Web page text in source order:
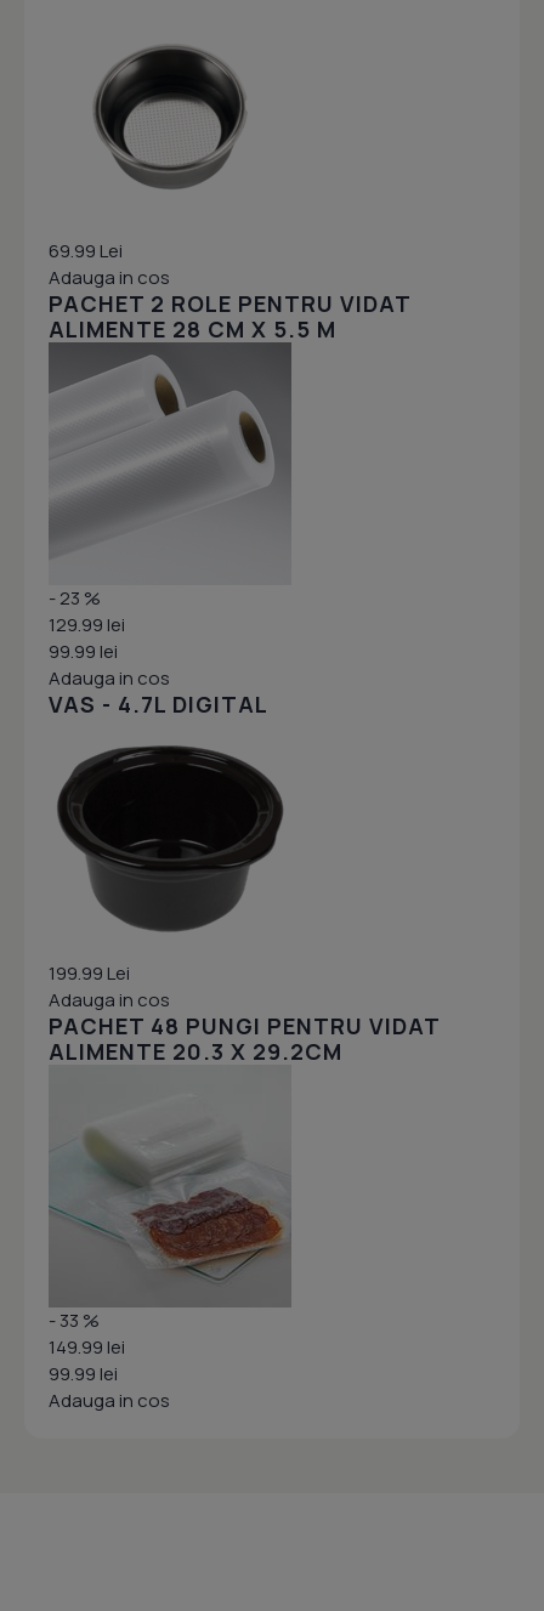
69.99 Lei
Adauga in cos
PACHET 2 ROLE PENTRU VIDAT
ALIMENTE 28 CM X 5.5 M
- 23 %
129.99 lei
99.99 lei
Adauga in cos
VAS - 4.7L DIGITAL
199.99 Lei
Adauga in cos
PACHET 48 PUNGI PENTRU VIDAT
ALIMENTE 20.3 X 29.2CM
- 33 %
149.99 lei
99.99 lei
Adauga in cos